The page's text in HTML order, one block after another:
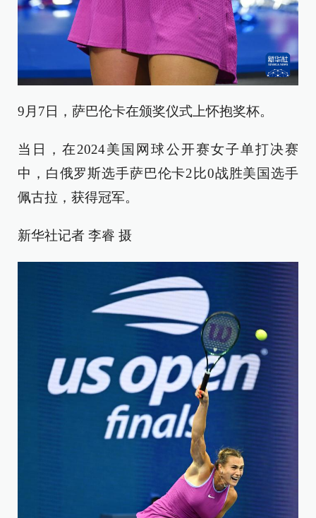
9月7日，萨巴伦卡在颁奖仪式上怀抱奖杯。
当日，在2024美国网球公开赛女子单打决赛
中，白俄罗斯选手萨巴伦卡2比0战胜美国选手
佩古拉，获得冠军。
新华社记者 李睿 摄